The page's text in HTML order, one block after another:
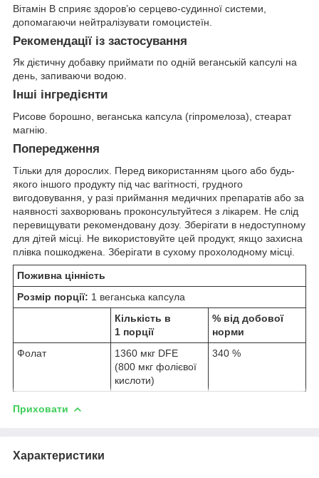
Вітамін B сприяє здоров’ю серцево-судинної системи,
допомагаючи нейтралізувати гомоцистеїн.
Рекомендації із застосування
Як дієтичну добавку приймати по одній веганській капсулі на
день, запиваючи водою.
Інші інгредієнти
Рисове борошно, веганська капсула (гіпромелоза), стеарат
магнію.
Попередження
Тільки для дорослих. Перед використанням цього або будь-
якого іншого продукту під час вагітності, грудного
вигодовування, у разі приймання медичних препаратів або за
наявності захворювань проконсультуйтеся з лікарем. Не слід
перевищувати рекомендовану дозу. Зберігати в недоступному
для дітей місці. Не використовуйте цей продукт, якщо захисна
плівка пошкоджена. Зберігати в сухому прохолодному місці.
Поживна цінність
Розмір порції: 1 веганська капсула
Кількість в
1 порції
% від добової
норми
Фолат
1360 мкг DFE
(800 мкг фолієвої
кислоти)
340 %
Приховати
Характеристики